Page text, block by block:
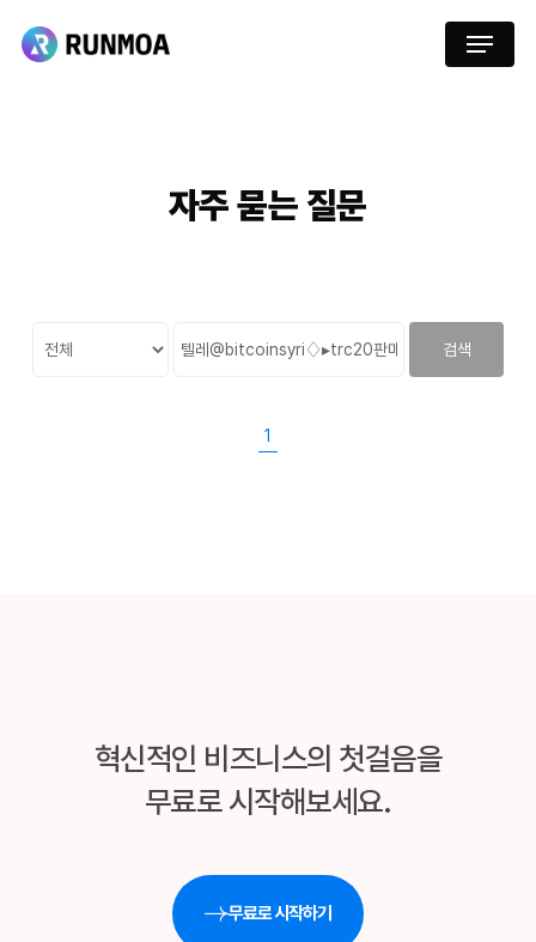
Menu
자주 묻는 질문
검색
1
혁신적인 비즈니스의 첫걸음을
무료로 시작해보세요.
무료로 시작하기